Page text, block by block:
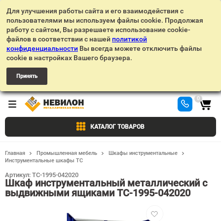
Для улучшения работы сайта и его взаимодействия с
пользователями мы используем файлы cookie. Продолжая
работу с сайтом, Вы разрешаете использование cookie-
файлов в соответствии с нашей политикой
конфиденциальности Вы всегда можете отключить файлы
cookie в настройках Вашего браузера.
Принять
КАТАЛОГ ТОВАРОВ
0
Главная Промышленная мебель
Шкафы инструментальные
Инструментальные шкафы TC
Шкаф инструментальный металлический с
выдвижными ящиками TC-1995-042020
Артикул: TC-1995-042020
Добавить
в